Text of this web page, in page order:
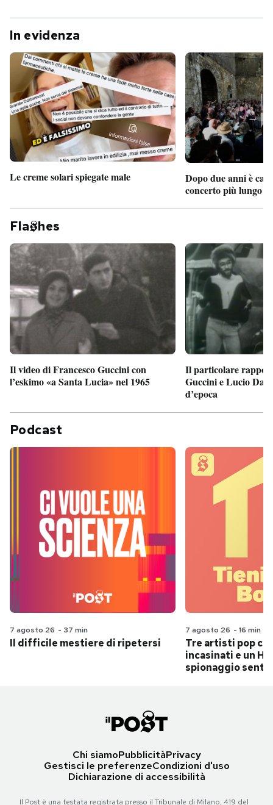
In evidenza
Le creme solari spiegate male
Dopo due anni è
concerto più lungo
Fla hes
Il video di Francesco Guccini con
l’eskimo «a Santa Lucia» nel 1965
Il particolare
Guccini e Lucio
d’epoca
Podcast
7 agosto 26 - 37 min
Il difficile mestiere di ripetersi
7 agosto 26 - 16 min
Tre artisti pop
incasinati e un
spionaggio
Chi siamoPubblicitàPrivacy
Gestisci le preferenzeCondizioni d'uso
Dichiarazione di accessibilità
Il Post è una testata registrata presso il Tribunale di Milano, 419 del